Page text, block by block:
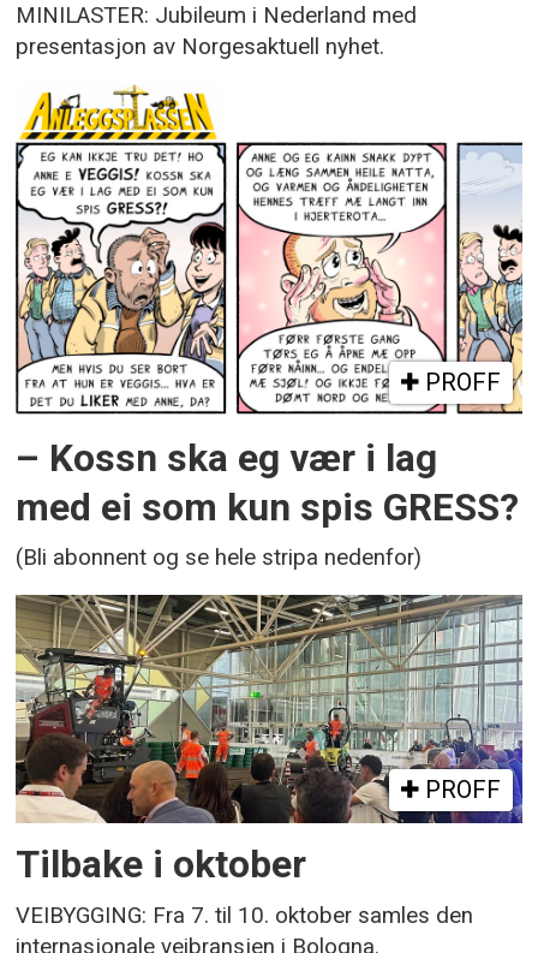
MINILASTER: Jubileum i Nederland med
presentasjon av Norgesaktuell nyhet.
PROFF
– Kossn ska eg vær i lag
med ei som kun spis GRESS?
(Bli abonnent og se hele stripa nedenfor)
PROFF
Tilbake i oktober
VEIBYGGING: Fra 7. til 10. oktober samles den
internasjonale veibransjen i Bologna.